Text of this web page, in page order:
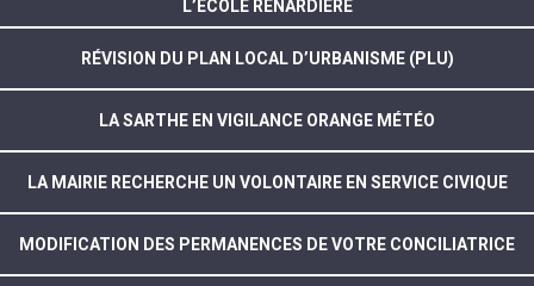
L’ÉCOLE RENARDIÈRE
RÉVISION DU PLAN LOCAL D’URBANISME (PLU)
LA SARTHE EN VIGILANCE ORANGE MÉTÉO
LA MAIRIE RECHERCHE UN VOLONTAIRE EN SERVICE CIVIQUE
MODIFICATION DES PERMANENCES DE VOTRE CONCILIATRICE